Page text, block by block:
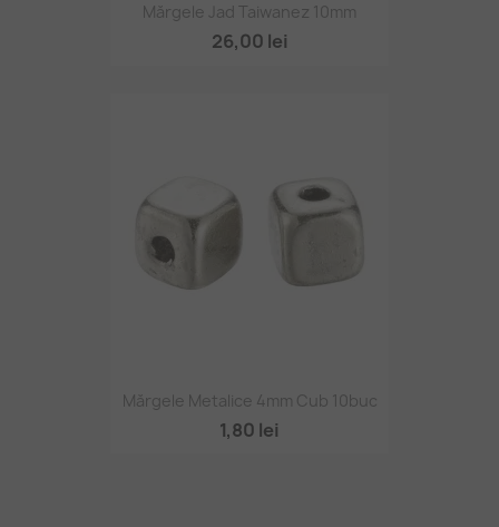
Mărgele Jad Taiwanez 10mm
26,00 lei
Mărgele Metalice 4mm Cub 10buc
1,80 lei